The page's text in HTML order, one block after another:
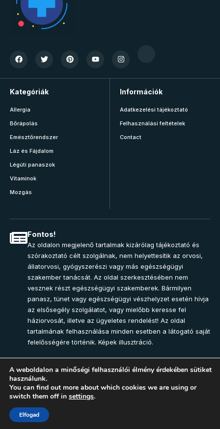
Kategóriák
Allergia
Bőrápolás
Emésztőrendszer
Láz és Fájdalom
Légúti panaszok
Vitaminok
Mozgás
Információk
Adatkezelési tájékoztató
Felhasználási feltételek
Contact
Fontos!
Az oldalon megjelenő tartalmak kizárólag tájékoztató és
szórakoztató célt szolgálnak, nem helyettesítik az orvosi,
állatorvosi, gyógyszerészi vagy más egészségügyi
szakember tanácsát. Az oldal szerkesztésében nem
vesznek részt egészségügyi szakemberek. Bármilyen
panasz, tünet vagy egészségügyi vészhelyzet esetén hívja
az elsősegély szolgálatot, vagy mielőbb keresse fel
háziorvosát, illetve az ügyeletes rendelést! Az oldal
tartalmának felhasználása minden esetben a látogató saját
felelősségére történik. Képek illusztráció.
Join Community
2025 – Egészség-Pont Magazin. Minden jog fenntartva.
A weboldalon a minőségi felhasználói élmény érdekében sütiket
használunk.
You can find out more about which cookies we are using or
switch them off in settings.
Elfogad